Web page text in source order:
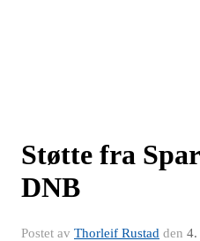
Støtte fra
DNB
Postet av Thorleif Rustad den 4.